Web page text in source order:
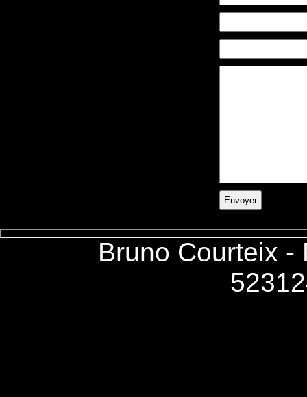
Bruno Courteix -